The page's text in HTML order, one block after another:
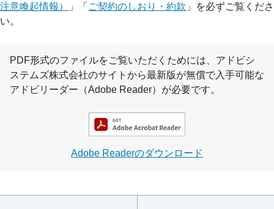
注意喚起情報）
」「 ご契約のしおり・約款 」を必ずご覧くださ
い。
PDF形式のファイルをご覧いただくためには、アドビシ
ステムズ株式会社のサイトから最新版が無償で入手可能な
アドビリーダー（Adobe Reader）が必要です。
Adobe Readerのダウンロード